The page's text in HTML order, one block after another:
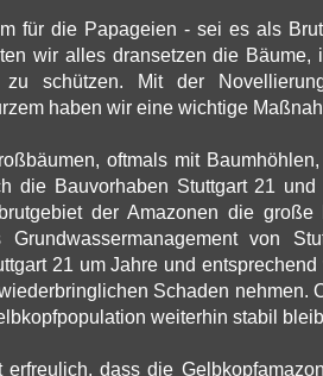
für die Papageien - sei es als
wir alles dransetzen die Bäume,
schützen. Mit der
haben wir eine wichtige
oftmals mit
die Bauvorhaben Stuttgart 21 und
der Amazonen die große
von
21 um Jahre und
Schaden nehmen.
weiterhin stabil
erfreulich, dass die